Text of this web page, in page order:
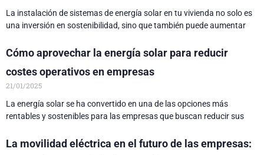
La instalación de sistemas de energía solar en tu vivienda no solo es
una inversión en sostenibilidad, sino que también puede aumentar
Cómo aprovechar la energía solar para reducir
costes operativos en empresas
21/01/2025
La energía solar se ha convertido en una de las opciones más
rentables y sostenibles para las empresas que buscan reducir sus
La movilidad eléctrica en el futuro de las empresas: